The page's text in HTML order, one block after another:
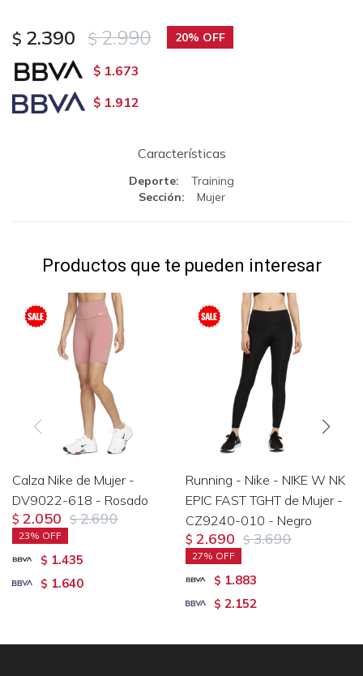
$ 2.390 $ 2.990 20
$ 1.673
$ 1.912
Características
Deporte
Training
Sección
Mujer
Productos que te pueden interesar
Calza Nike de Mujer -
DV9022-618 - Rosado
$ 2.050 $ 2.690
23
$ 1.435
$ 1.640
Running - Nike - NIKE W NK
EPIC FAST TGHT de Mujer -
CZ9240-010 - Negro
$ 2.690 $ 3.690
27
$ 1.883
$ 2.152